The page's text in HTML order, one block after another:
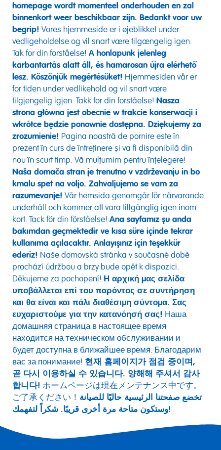
homepage wordt momenteel onderhouden en zal
binnenkort weer beschikbaar zijn. Bedankt voor uw
begrip! Vores hjemmeside er i øjeblikket under
vedligeholdelse og vil snart være tilgængelig igen.
Tak for din forståelse! A honlapunk jelenleg
karbantartás alatt áll, és hamarosan újra elérhető
lesz. Köszönjük megértésüket! Hjemmesiden vår er
for tiden under vedlikehold og vil snart være
tilgjengelig igjen. Takk for din forståelse! Nasza
strona główna jest obecnie w trakcie konserwacji i
wkrótce będzie ponownie dostępna. Dziękujemy za
zrozumienie! Pagina noastră de pornire este în
prezent în curs de întreținere și va fi disponibilă din
nou în scurt timp. Vă mulțumim pentru înțelegere!
Naša domača stran je trenutno v vzdrževanju in bo
kmalu spet na voljo. Zahvaljujemo se vam za
razumevanje! Vår hemsida genomgår för närvarande
underhåll och kommer att vara tillgänglig igen inom
kort. Tack för din förståelse! Ana sayfamız şu anda
bakımdan geçmektedir ve kısa süre içinde tekrar
kullanıma açılacaktır. Anlayışınız için teşekkür
ederiz! Naše domovská stránka v současné době
prochází údržbou a brzy bude opět k dispozici.
Děkujeme za pochopení! Η αρχική μας σελίδα
υποβάλλεται επί του παρόντος σε συντήρηση
και θα είναι και πάλι διαθέσιμη σύντομα. Σας
ευχαριστούμε για την κατανόησή σας! Наша
домашняя страница в настоящее время
находится на техническом обслуживании и
будет доступна в ближайшее время. Благодарим
вас за понимание! 현재 홈페이지가 점검 중이며,
곧 다시 이용하실 수 있습니다. 양해해 주셔서 감사
합니다! ホームページは現在メンテナンス中です。
ご了承ください！ تخضع صفحتنا الرئيسية حاليًا للصيانة
وستكون متاحة مرة أخرى قريبًا. شكراً لتفهمك!